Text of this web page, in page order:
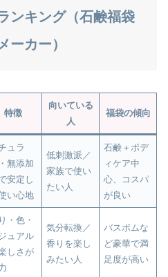
ンキング（石鹸福袋
ーカー）
特徴
向いている
人
福袋の傾向
ュラ
無添加
安定し
い心地
低刺激派／
家族で使い
たい人
石鹸＋ボデ
ィケア中
心、コスパ
が良い
・色・
ュアル
しさが
気分転換／
香りを楽し
みたい人
バスボムな
ど豪華で満
足度が高い